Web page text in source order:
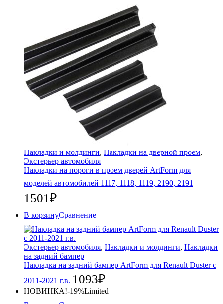
Накладки и молдинги, Накладки на дверной проем,
Экстерьер автомобиля
Накладки на пороги в проем дверей ArtForm для
моделей автомобилей 1117, 1118, 1119, 2190, 2191
1501₽
В корзинуСравнение
Экстерьер автомобиля, Накладки и молдинги, Накладки
на задний бампер
Накладка на задний бампер ArtForm для Renault Duster с
2011-2021 г.в. 1093₽
НОВИНКА!-19%Limited